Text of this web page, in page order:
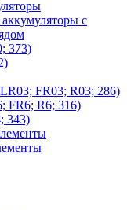
с
373)
FR03; R03; 286)
FR6; R6; 316)
343)